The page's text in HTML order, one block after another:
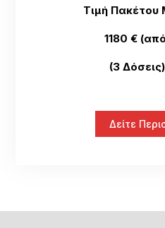
Τιμή
1180 €
(3
Δείτε